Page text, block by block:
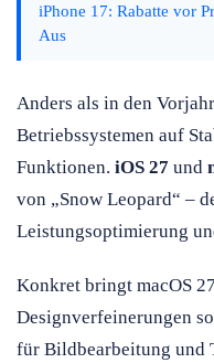
iPhone 17: Rabatte vor
Aus
Anders als in den
Betriebssystemen auf
Funktionen. iOS 27 und
von „Snow Leopard“ –
Leistungsoptimierung
Konkret bringt macOS 27
Designverfeinerungen
für Bildbearbeitung und